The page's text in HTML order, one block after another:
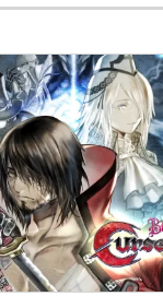
：
2』本日発
News